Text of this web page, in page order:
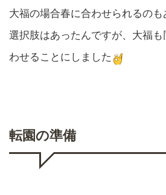
大福の場合春に合わせられるの
選択肢はあったんですが、大福
わせることにしました
転園の準備